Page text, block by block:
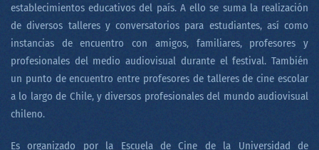
establecimientos educativos del país. A ello se suma la realización
de diversos talleres y conversatorios para estudiantes, así como
instancias de encuentro con amigos, familiares, profesores y
profesionales del medio audiovisual durante el festival. También
un punto de encuentro entre profesores de talleres de cine escolar
a lo largo de Chile, y diversos profesionales del mundo audiovisual
chileno.
Es organizado por la Escuela de Cine de la Universidad de